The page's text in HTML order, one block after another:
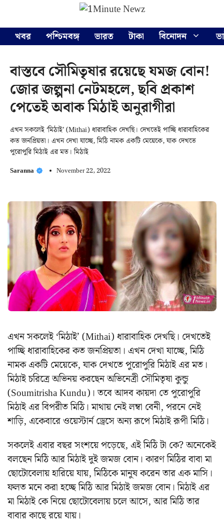
content
খবর
পশ্চিমবঙ্গ ভারত টাকা বিনোদন
বাস্তবে সৌমিতৃষার রয়েছে যমজ বোন!
জোর জল্পনা নেটমহলে, ছবি প্রকাশ
পেতেই অবাক মিঠাই অনুরাগীরা
এখন সকলেই ‘মিঠাই’ (Mithai) ধারাবাহিক দেখছি। দেখতেই পাচ্ছি ধারাবাহিকের
কত জনপ্রিয়তা। এখন দেখা যাচ্ছে, মিঠি নামক একটি মেয়েকে, যাক দেখতে
পুরোপুরি মিঠাই এর মত। মিঠাই
Saranna November 22, 2022
এখন সকলেই ‘মিঠাই’ (Mithai) ধারাবাহিক দেখছি। দেখতেই
পাচ্ছি ধারাবাহিকের কত জনপ্রিয়তা। এখন দেখা যাচ্ছে, মিঠি
নামক একটি মেয়েকে, যাক দেখতে পুরোপুরি মিঠাই এর মত।
মিঠাই চরিত্রে অভিনয় করছেন অভিনেত্রী সৌমিতৃষা কুন্ডু
(Soumitrisha Kundu)। তবে আদব কায়দা তে পুরোপুরি
মিঠাই এর বিপরীত মিঠি। মাথায় নেই লম্বা বেনী, পরনে নেই
শাড়ি, একেবারে ওয়েস্টার্ন ড্রেসে অন্য রূপে মিঠাই রূপী মিঠি।
সকলেই এবার বছর সংশয়ে পড়েছে, এই মিঠি টা কে? অনেকেই
বলছেন মিঠি আর মিঠাই দুই জমজ বোন। কারণ মিঠির বাবা মা
ছোটোবেলায় হারিয়ে যায়, মিঠিকে মানুষ করেন তার এক মাসি।
ফলত মনে করা হচ্ছে মিঠি আর মিঠাই জমজ বোন। মিঠাই এর
মা মিঠাই কে নিয়ে ছোটোবেলায় চলে আসে, আর মিঠি তার
বাবার কাছে রয়ে যায়।